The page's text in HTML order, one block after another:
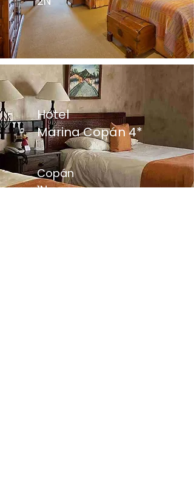
Hotel
Marina Copán 4*
Copán
1N